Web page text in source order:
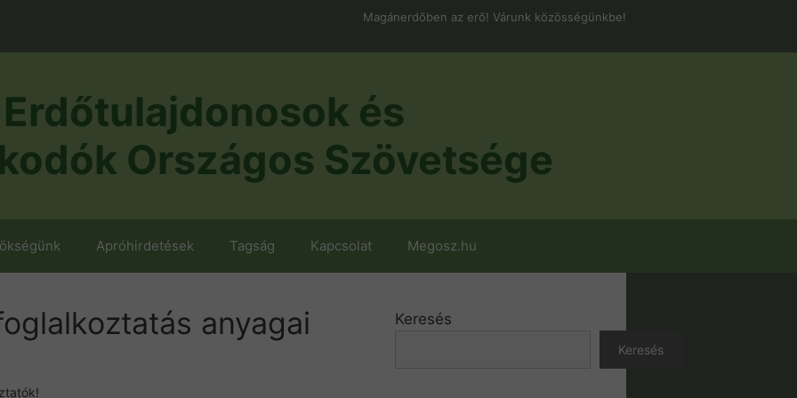
Magánerdőben az erő! Várunk közösségünkbe!
és
Országos Szövetsége
Apróhirdetések Tagság Kapcsolat Megosz.hu
anyagai Keresés
Keresés